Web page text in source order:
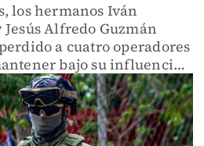
los hermanos Iván
Alfredo Guzmán
a cuatro operadores
bajo su influencia
en el estado.